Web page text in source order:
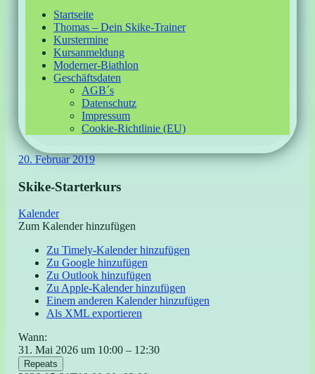
Startseite
Thomas – Dein Skike-Trainer
Kurstermine
Kursanmeldung
Moderner-Biathlon
Geschäftsdaten
AGB´s
Datenschutz
Impressum
Cookie-Richtlinie (EU)
20. Februar 2019
Skike-Starterkurs
Kalender
Zum Kalender hinzufügen
Zu Timely-Kalender hinzufügen
Zu Google hinzufügen
Zu Outlook hinzufügen
Zu Apple-Kalender hinzufügen
Einem anderen Kalender hinzufügen
Als XML exportieren
Wann:
31. Mai 2026 um 10:00 – 12:30
Repeats